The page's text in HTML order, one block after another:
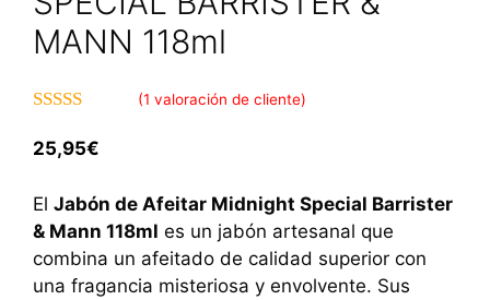
MANN 118ml
(1 valoración de cliente)
25,95€
El Jabón de Afeitar Midnight Special Barrister
& Mann 118ml es un jabón artesanal que
combina un afeitado de calidad superior con
una fragancia misteriosa y envolvente. Sus